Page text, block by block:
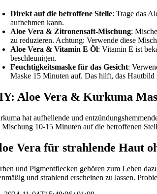
Direkt auf die betroffene Stelle: Trage das
aufnehmen kann.
Aloe Vera & Zitronensaft-Mischung:
zu reduzieren. Achtung: Verwende diese
Aloe Vera & Vitamin E Öl: Vitamin E ist
beschleunigen.
Feuchtigkeitsmaske für das Gesicht:
Maske 15 Minuten auf. Das hilft, das
Aloe Vera & Kurkuma
hat aufhellende und
Mischung 10-15 Minuten auf die betroffenen
Vera für strahlende Haut
und Pigmentflecken gehören zum Leben
und strahlend erscheinen zu lassen.